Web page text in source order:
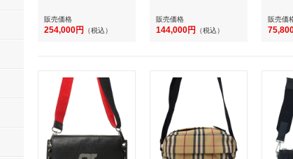
販売価格
254,000円 （税込）
販売価格
144,000円 （税込）
販売価